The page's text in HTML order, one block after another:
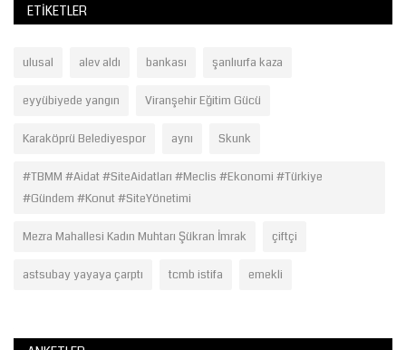
ETIKETLER
ulusal alev aldı bankası şanlıurfa kaza
eyyübiyede yangın Viranşehir Eğitim Gücü
Karaköprü Belediyespor aynı Skunk
#TBMM #Aidat #SiteAidatları #Meclis #Ekonomi #Türkiye
#Gündem #Konut #SiteYönetimi
Mezra Mahallesi Kadın Muhtarı Şükran İmrak çiftçi
astsubay yayaya çarptı tcmb istifa emekli